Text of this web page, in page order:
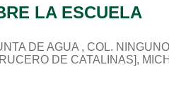
LA ESCUELA
DE AGUA , COL.
DE CATALINAS],